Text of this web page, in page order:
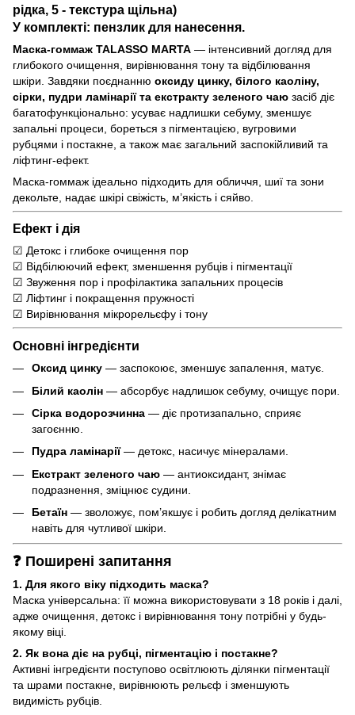
рідка, 5 - текстура щільна)
У комплекті: пензлик для нанесення.
Маска-гоммаж TALASSO MARTA — інтенсивний догляд для
глибокого очищення, вирівнювання тону та відбілювання
шкіри. Завдяки поєднанню оксиду цинку, білого каоліну,
сірки, пудри ламінарії та екстракту зеленого чаю засіб діє
багатофункціонально: усуває надлишки себуму, зменшує
запальні процеси, бореться з пігментацією, вугровими
рубцями і постакне, а також має загальний заспокійливий та
ліфтинг-ефект.
Маска-гоммаж ідеально підходить для обличчя, шиї та зони
декольте, надає шкірі свіжість, м’якість і сяйво.
Ефект і дія
☑ Детокс і глибоке очищення пор
☑ Відбілюючий ефект, зменшення рубців і пігментації
☑ Звуження пор і профілактика запальних процесів
☑ Ліфтинг і покращення пружності
☑ Вирівнювання мікрорельєфу і тону
Основні інгредієнти
Оксид цинку — заспокоює, зменшує запалення, матує.
Білий каолін — абсорбує надлишок себуму, очищує пори.
Сірка водорозчинна — діє протизапально, сприяє
загоєнню.
Пудра ламінарії— детокс, насичує мінералами.
Екстракт зеленого чаю — антиоксидант, знімає
подразнення, зміцнює судини.
Бетаїн — зволожує, пом’якшує і робить догляд делікатним
навіть для чутливої шкіри.
❓ Поширені запитання
1. Для якого віку підходить маска?
Маска універсальна: її можна використовувати з 18 років і далі,
адже очищення, детокс і вирівнювання тону потрібні у будь-
якому віці.
2. Як вона діє на рубці, пігментацію і постакне?
Активні інгредієнти поступово освітлюють ділянки пігментації
та шрами постакне, вирівнюють рельєф і зменшують
видимість рубців.